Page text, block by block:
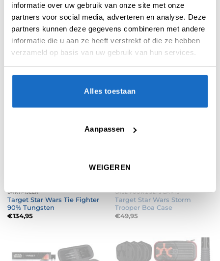
informatie over uw gebruik van onze site met onze
partners voor social media, adverteren en analyse. Deze
partners kunnen deze gegevens combineren met andere
informatie die u aan ze heeft verstrekt of die ze hebben
verzameld op basis van uw gebruik van hun services.
Alles toestaan
Aanpassen
WEIGEREN
FLIGHTS
Target Star Wars K-flex Darth
Maul Std.02
€24,95
was:
€17,50
is:
FLIGHTS
Target Star Wars K-flex R2D2
Std.02
€24,95
was:
€17,50
is:
DARTPIJLEN
Target Star Wars Tie Fighter
90% Tungsten
€134,95
CASE VOOR 2 SETS DARTS
Target Star Wars Storm
Trooper Boa Case
€49,95